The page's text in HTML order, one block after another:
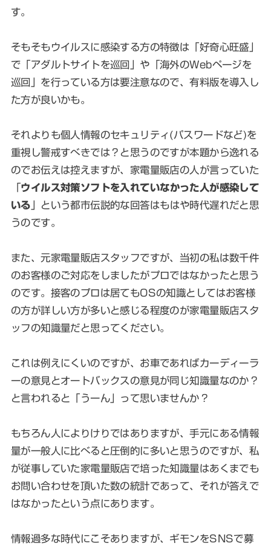
す。
そもそもウイルスに感染する方の特徴は「好奇心旺盛」
で「アダルトサイトを巡回」や「海外のWebページを
巡回」を行っている方は要注意なので、有料版を導入し
た方が良いかも。
それよりも個人情報のセキュリティ(パスワードなど)を
重視し警戒すべきでは？と思うのですが本題から逸れる
のでお伝えは控えますが、家電量販店の人が言っていた
「ウイルス対策ソフトを入れていなかった人が感染して
いる 」という都市伝説的な回答はもはや時代遅れだと思
うのです。
また、元家電量販店スタッフですが、当初の私は数千件
のお客様のご対応をしましたがプロではなかったと思う
のです。接客のプロは居てもOSの知識としてはお客様
の方が詳しい方が多いと感じる程度のが家電量販店スタ
ッフの知識量だと思ってください。
これは例えにくいのですが、お車であればカーディーラ
ーの意見とオートバックスの意見が同じ知識量なのか？
と言われると「うーん」って思いませんか？
もちろん人によりけりではありますが、手元にある情報
量が一般人に比べると圧倒的に多いと思うのですが、私
が従事していた家電量販店で培った知識量はあくまでも
お問い合わせを頂いた数の統計であって、それが答えで
はなかったという点にあります。
情報過多な時代にこそありますが、ギモンをSNSで募